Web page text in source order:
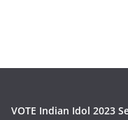
VOTE Indian Idol 2023